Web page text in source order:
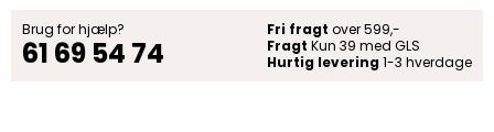
Brug for hjælp?
61 69 54 74
Fri fragt over 599,-
Fragt Kun 39 med GLS
Hurtig levering 1-3 hverdage